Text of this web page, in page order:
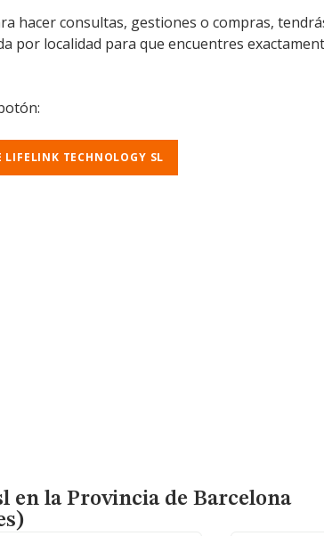
hacer consultas, gestiones o compras,
por localidad para que encuentres
LIFELINK TECHNOLOGY SL
en la Provincia de Barcelona